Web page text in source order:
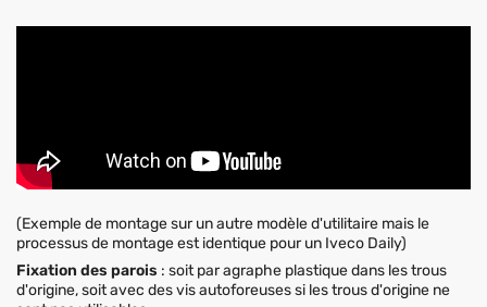
(Exemple de montage sur un autre modèle d'utilitaire mais le
processus de montage est identique pour un Iveco Daily)
Fixation des parois : soit par agraphe plastique dans les trous
d'origine, soit avec des vis autoforeuses si les trous d'origine ne